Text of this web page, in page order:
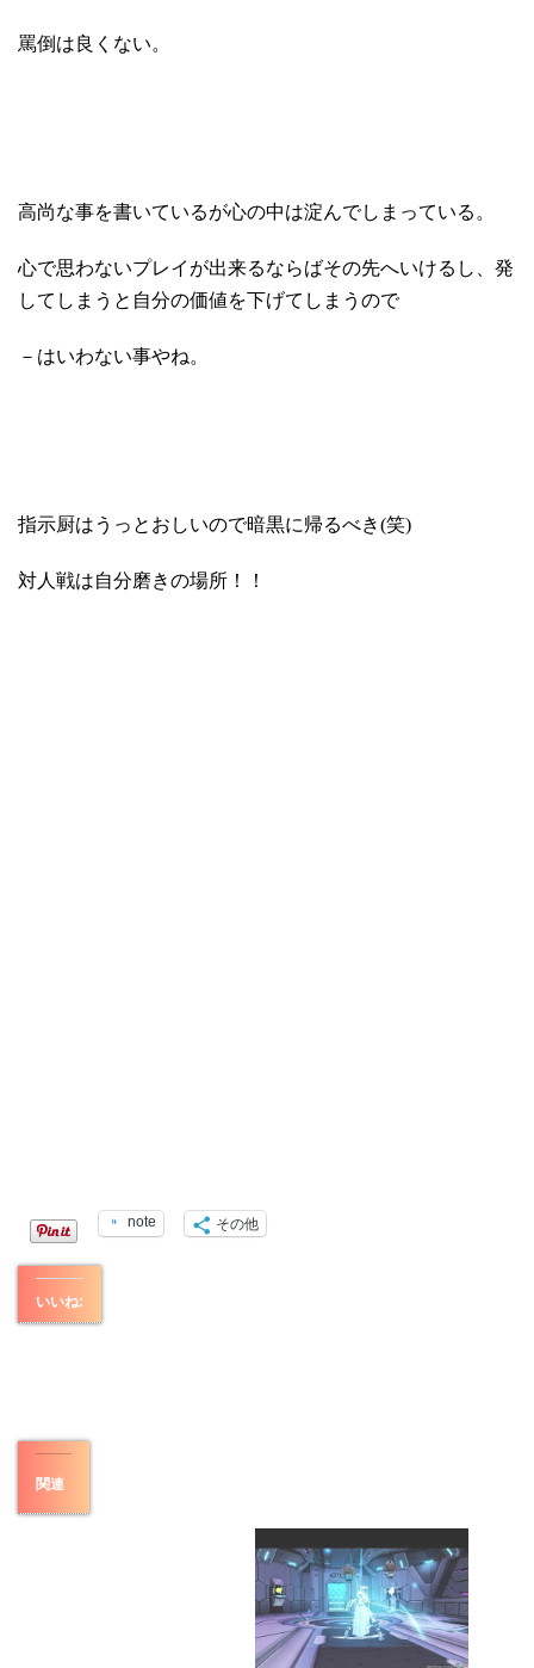
罵倒は良くない。
高尚な事を書いているが心の中は淀んでしまっている。
心で思わないプレイが出来るならばその先へいけるし、発
してしまうと自分の価値を下げてしまうので
－はいわない事やね。
指示厨はうっとおしいので暗黒に帰るべき(笑)
対人戦は自分磨きの場所！！
note その他
いいね:
関連